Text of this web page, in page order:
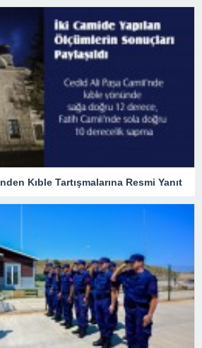
Kıble Tartışmalarına Resmi Yanıt